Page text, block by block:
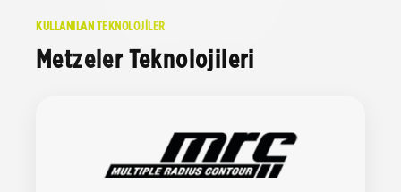
KULLANILAN TEKNOLOJİLER
Metzeler Teknolojileri